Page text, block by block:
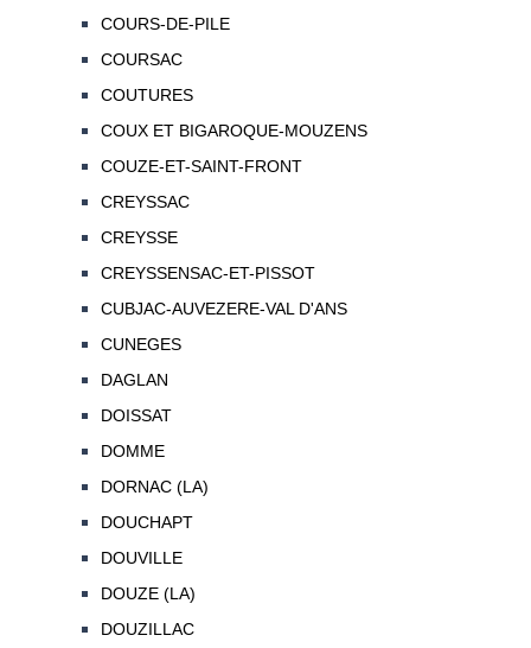
COURS-DE-PILE
COURSAC
COUTURES
COUX ET BIGAROQUE-MOUZENS
COUZE-ET-SAINT-FRONT
CREYSSAC
CREYSSE
CREYSSENSAC-ET-PISSOT
CUBJAC-AUVEZERE-VAL D'ANS
CUNEGES
DAGLAN
DOISSAT
DOMME
DORNAC (LA)
DOUCHAPT
DOUVILLE
DOUZE (LA)
DOUZILLAC